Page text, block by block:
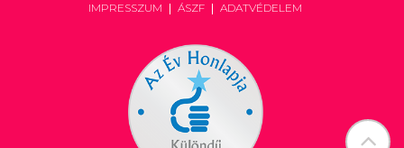
IMPRESSZUM ÁSZF ADATVÉDELEM